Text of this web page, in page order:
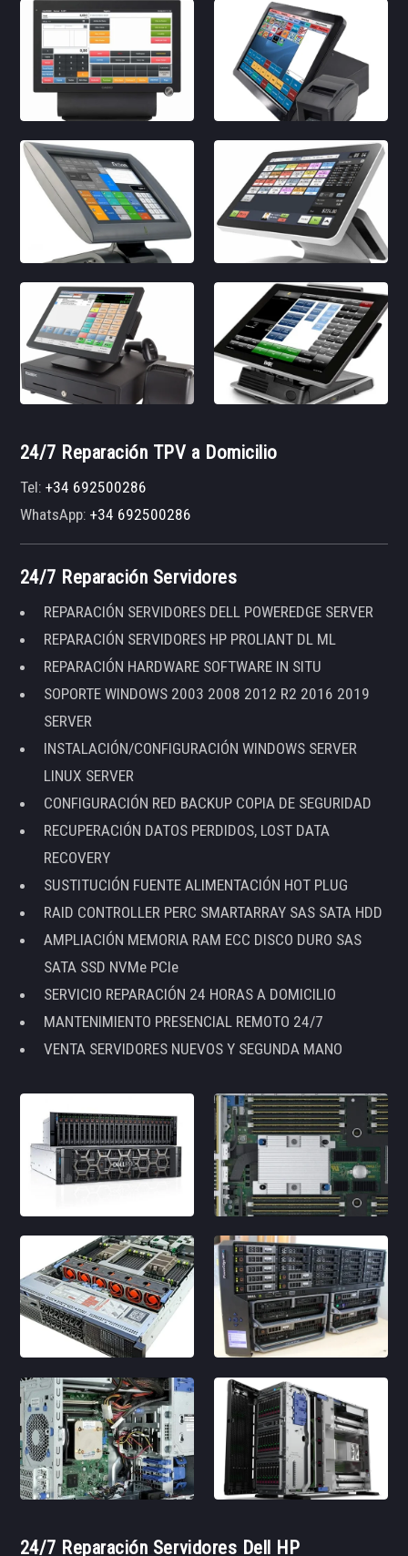
24/7 Reparación TPV a Domicilio
Tel:+34 692500286
WhatsApp:+34 692500286
24/7 Reparación Servidores
REPARACIÓN SERVIDORES DELL POWEREDGE SERVER
REPARACIÓN SERVIDORES HP PROLIANT DL ML
REPARACIÓN HARDWARE SOFTWARE IN SITU
SOPORTE WINDOWS 2003 2008 2012 R2 2016 2019
SERVER
INSTALACIÓN/CONFIGURACIÓN WINDOWS SERVER
LINUX SERVER
CONFIGURACIÓN RED BACKUP COPIA DE SEGURIDAD
RECUPERACIÓN DATOS PERDIDOS, LOST DATA
RECOVERY
SUSTITUCIÓN FUENTE ALIMENTACIÓN HOT PLUG
RAID CONTROLLER PERC SMARTARRAY SAS SATA HDD
AMPLIACIÓN MEMORIA RAM ECC DISCO DURO SAS
SATA SSD NVMe PCIe
SERVICIO REPARACIÓN 24 HORAS A DOMICILIO
MANTENIMIENTO PRESENCIAL REMOTO 24/7
VENTA SERVIDORES NUEVOS Y SEGUNDA MANO
24/7 Reparación Servidores Dell HP